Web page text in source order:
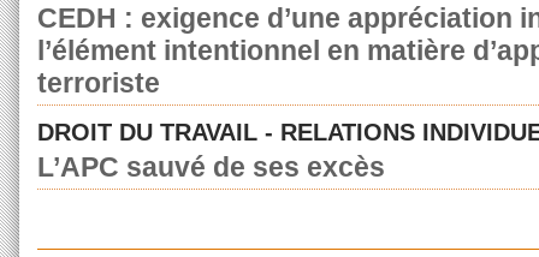
CEDH : exigence d’une appréciation
l’élément intentionnel en matière
terroriste
DROIT DU TRAVAIL - RELATIONS
L’APC sauvé de ses excès